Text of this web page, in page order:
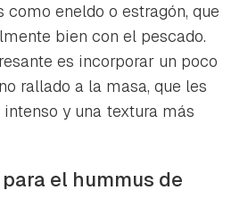
eneldo o estragón, que
bien con el pescado.
es incorporar un poco
rallado a la masa, que les
y una textura más
el hummus de